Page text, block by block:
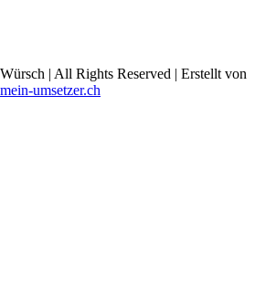
| All Rights Reserved | Erstellt von
mein-umsetzer.ch